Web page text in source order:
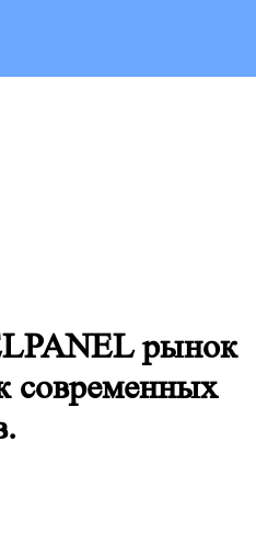
рынок
современных